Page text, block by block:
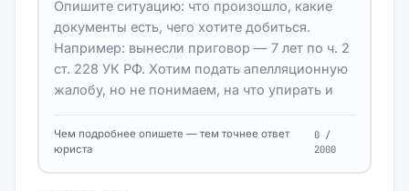
Чем подробнее опишете — тем точнее ответ
юриста
0 /
2000